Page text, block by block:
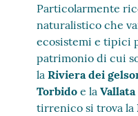
Particolarmente
naturalistico che
ecosistemi e tipici
patrimonio di cui
la Riviera dei
Torbido e la
tirrenico si trova la